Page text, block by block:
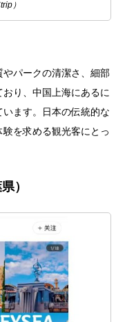
）
パークの清潔さ、細部
り、中国上海にあるに
ます。日本の伝統的な
を求める観光客にとっ
）